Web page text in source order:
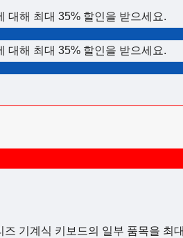
대해 최대 35% 할인을 받으세요.
대해 최대 35% 할인을 받으세요.
기계식 키보드의 일부 품목을 최